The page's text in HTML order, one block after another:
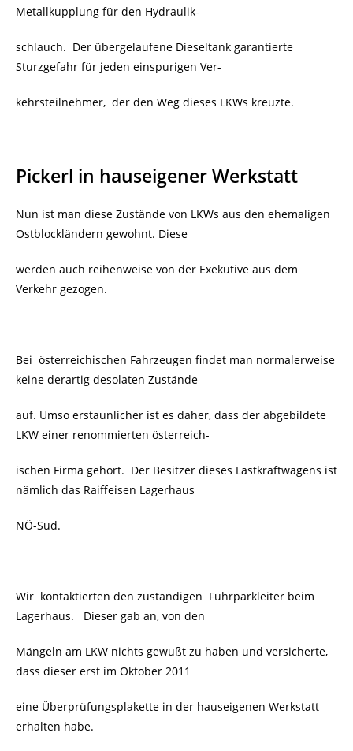
Metallkupplung für den Hydraulik-
schlauch. Der übergelaufene Dieseltank garantierte
Sturzgefahr für jeden einspurigen Ver-
kehrsteilnehmer, der den Weg dieses LKWs kreuzte.
Pickerl in hauseigener Werkstatt
Nun ist man diese Zustände von LKWs aus den ehemaligen
Ostblockländern gewohnt. Diese
werden auch reihenweise von der Exekutive aus dem
Verkehr gezogen.
Bei österreichischen Fahrzeugen findet man normalerweise
keine derartig desolaten Zustände
auf. Umso erstaunlicher ist es daher, dass der abgebildete
LKW einer renommierten österreich-
ischen Firma gehört. Der Besitzer dieses Lastkraftwagens ist
nämlich das Raiffeisen Lagerhaus
NÖ-Süd.
Wir kontaktierten den zuständigen Fuhrparkleiter beim
Lagerhaus. Dieser gab an, von den
Mängeln am LKW nichts gewußt zu haben und versicherte,
dass dieser erst im Oktober 2011
eine Überprüfungsplakette in der hauseigenen Werkstatt
erhalten habe.